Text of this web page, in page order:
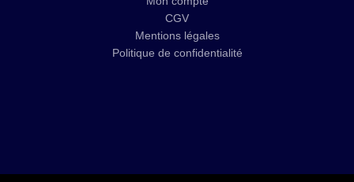
CGV
Mentions légales
Politique de confidentialité